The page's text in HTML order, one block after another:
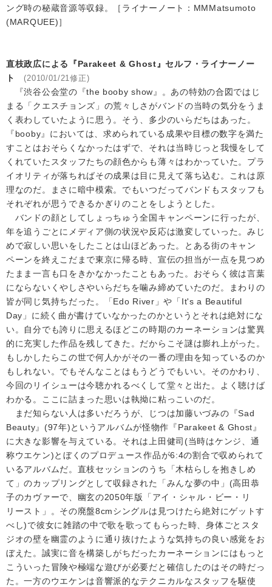
ング時の秘蔵音源等収録。［ライナーノート：MMMatsumoto
(MARQUEE)］
直枝政広による『Parakeet & Ghost』セルフ・ライナーノー
ト
(2010/01/21修正)
『渋谷公会堂の『the booby show』。あの特効の合図ではじ
まる「クエスチョンズ」の荒々しさがバンドの当時の気分をうま
く表わしていたように思う。そう、多少のいらだちはあった。
『booby』においては、求められている成果や目標の数字を満た
すことはおそらくなかったはずで、それは当時じっと我慢をして
くれていたスタッフたちの顔色からも薄々はわかっていた。プラ
イオリティが落ちればその成果は目に見えて落ち込む。これは原
理なのだ。まさに暗中模索。でもいつだってバンドもスタッフも
それぞれが思うできるかぎりのことをしようとした。
バンドの顔としてしょっちゅう全国キャンペーンに行ったが、
年を追うごとにメディア側の状況や反応は激変していった。みじ
めで寂しい思いをしたことは山ほどあった。とある街のキャン
ペーンを終えこだまで東京に帰る時、宣伝の担当が一点を見つめ
たまま一言も口をきかなかったこともあった。おそらく彼は言葉
にならないくやしさやいらだちを噛み締めていたのだ。まわりの
皆が同じ気持ちだった。「Edo River」や「It's a Beautiful
Day」に続く曲が書けていなかったのかというとそれは絶対にな
い。自分でも誇りに思えるほどこの時期のカーネーションは驚異
的に充実した作品を残してきた。だからこそ謎は膨れ上がった。
もしかしたらこの世で何人かがその一番の理由を知っているのか
もしれない。でもそんなことはもうどうでもいい。そのかわり、
今回のリイシューは今聴かれるべくして堂々と出た。よく聴けば
わかる。ここに詰まった思いは執拗に粘っこいのだ。
まだ知らない人は多いだろうが、じつは加藤いづみの『Sad
Beauty』(97年)というアルバムが怪物作『Parakeet & Ghost』
に大きな影響を与えている。それは上田健司(当時はケンジ、通
称ウエケン)とぼくのプロデュース作品が6:4の割合で収められて
いるアルバムだ。直枝セッションのうち「木枯らしを抱きしめ
て」のカップリングとして収録された「みんな夢の中」(高田恭
子のカヴァーで、幽玄の2050年版「アイ・シャル・ビー・リ
リースト」。その廃盤8cmシングルは見つけたら絶対にゲットす
べし)で彼女に雑踏の中で歌を歌ってもらった時、身体ごとスタ
ジオの壁を幽霊のように通り抜けたような気持ちの良い感覚をお
ぼえた。誠実に音を構築しがちだったカーネーションにはもっと
こういった冒険や極端な遊びが必要だと確信したのはその時だっ
た。一方のウエケンは音響派的なテクニカルなスタッフを駆使